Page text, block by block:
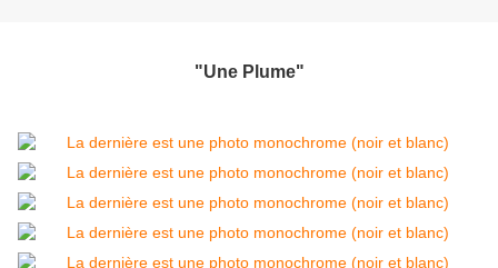
"Une Plume"